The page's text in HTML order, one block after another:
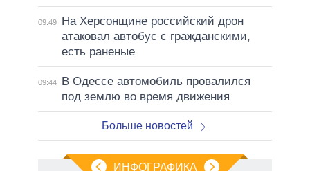
09:49
На Херсонщине российский дрон
атаковал автобус с гражданскими,
есть раненые
09:44
В Одессе автомобиль провалился
под землю во время движения
Больше новостей
ИНФОГРАФИКА